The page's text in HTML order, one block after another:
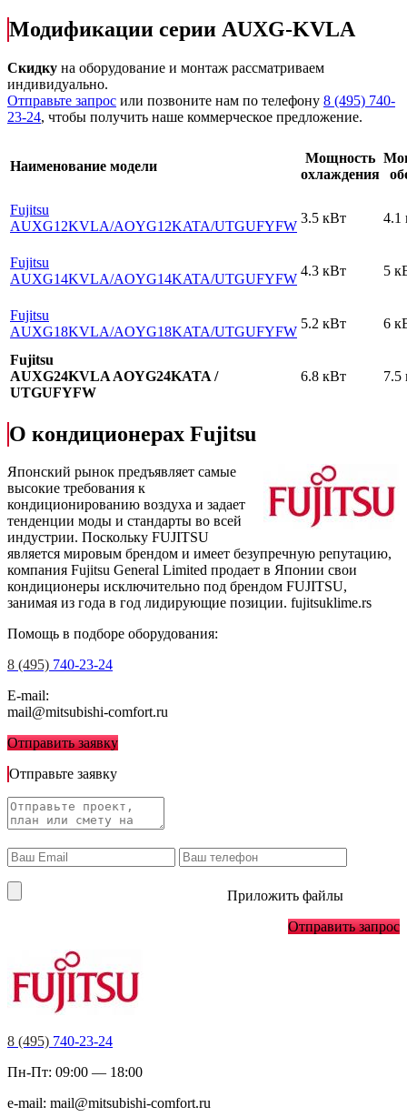
Модификации серии AUXG-KVLA
Скидку на оборудование и монтаж рассматриваем
индивидуально.
Отправьте запрос или позвоните нам по телефону 8 (495) 740-
23-24, чтобы получить наше коммерческое предложение.
Наименование модели
Мощность
охлаждения
Fujitsu
AUXG12KVLA/AOYG12KATA/UTGUFYFW
3.5 кВт 4.1
Fujitsu
AUXG14KVLA/AOYG14KATA/UTGUFYFW
4.3 кВт 5
Fujitsu
AUXG18KVLA/AOYG18KATA/UTGUFYFW
5.2 кВт 6
Fujitsu
AUXG24KVLA AOYG24KATA /
UTGUFYFW
6.8 кВт 7.5
О кондиционерах Fujitsu
Японский рынок предъявляет самые
высокие требования к
кондиционированию воздуха и задает
тенденции моды и стандарты во всей
индустрии. Поскольку FUJITSU
является мировым брендом и имеет безупречную репутацию,
компания Fujitsu General Limited продает в Японии свои
кондиционеры исключительно под брендом FUJITSU,
занимая из года в год лидирующие позиции. fujitsuklime.rs
Помощь в подборе оборудования:
8 (495) 740-23-24
E-mail:
mail@mitsubishi-comfort.ru
Отправить заявку
Отправьте заявку
Приложить файлы
Отправить запрос
8 (495) 740-23-24
Пн-Пт: 09:00 — 18:00
e-mail: mail@mitsubishi-comfort.ru